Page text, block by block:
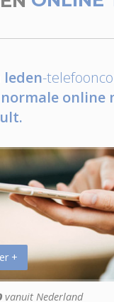
leden-
+
vanuit Nederland